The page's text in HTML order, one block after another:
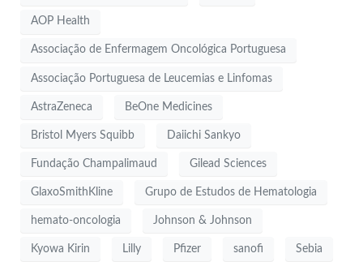
AOP Health
Associação de Enfermagem Oncológica Portuguesa
Associação Portuguesa de Leucemias e Linfomas
AstraZeneca BeOne Medicines
Bristol Myers Squibb Daiichi Sankyo
Fundação Champalimaud Gilead Sciences
GlaxoSmithKline Grupo de Estudos de Hematologia
hemato-oncologia Johnson & Johnson
Kyowa Kirin Lilly Pfizer sanofi Sebia